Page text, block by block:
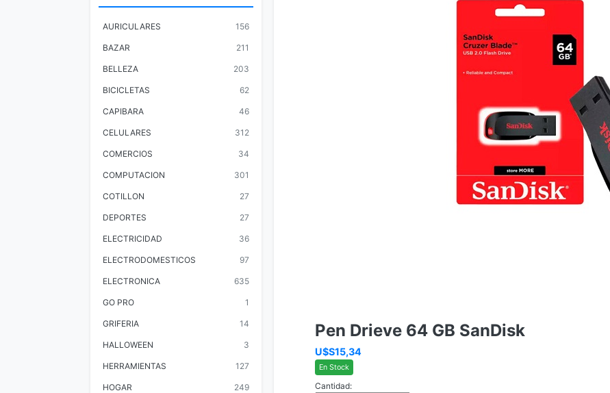
AURICULARES 156
BAZAR 211
BELLEZA 203
BICICLETAS 62
CAPIBARA 46
CELULARES 312
COMERCIOS 34
COMPUTACION 301
COTILLON 27
DEPORTES 27
ELECTRICIDAD 36
ELECTRODOMESTICOS 97
ELECTRONICA 635
GO PRO 1
GRIFERIA 14
HALLOWEEN 3
HERRAMIENTAS 127
HOGAR 249
Pen Drieve 64 GB SanDisk
U$S15,34
En Stock
Cantidad: